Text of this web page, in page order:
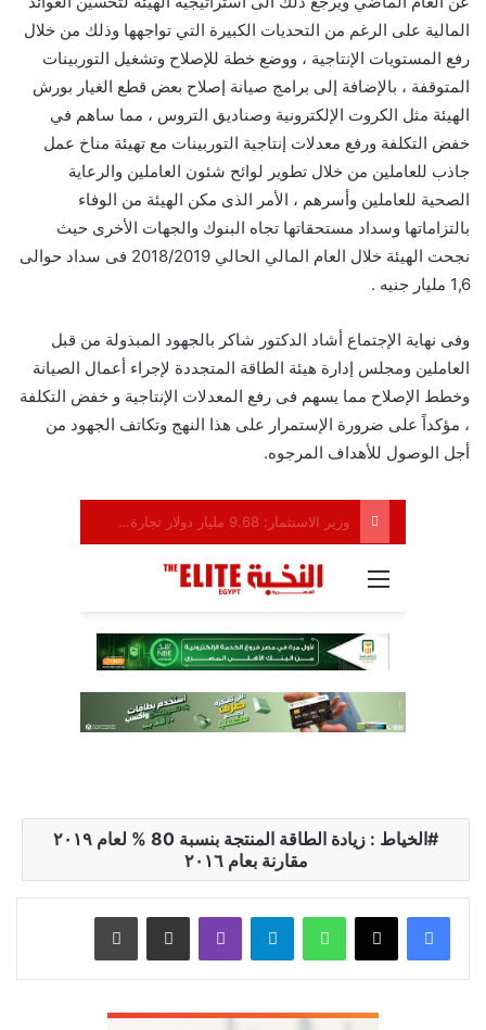
المالية على الرغم من التحديات الكبيرة التي تواجهها وذلك من خلال
رفع المستويات الإنتاجية ، ووضع خطة للإصلاح وتشغيل التوربينات
المتوقفة ، بالإضافة إلى برامج صيانة إصلاح بعض قطع الغيار بورش
الهيئة مثل الكروت الإلكترونية وصناديق التروس ، مما ساهم في
خفض التكلفة ورفع معدلات إنتاجية التوربينات مع تهيئة مناخ عمل
جاذب للعاملين من خلال تطوير لوائح شئون العاملين والرعاية
الصحية للعاملين وأسرهم ، الأمر الذى مكن الهيئة من الوفاء
بالتزاماتها وسداد مستحقاتها تجاه البنوك والجهات الأخرى حيث
نجحت الهيئة خلال العام المالي الحالي 2018/2019 فى سداد حوالى
1,6 مليار جنيه .
وفى نهاية الإجتماع أشاد الدكتور شاكر بالجهود المبذولة من قبل
العاملين ومجلس إدارة هيئة الطاقة المتجددة لإجراء أعمال الصيانة
وخطط الإصلاح مما يسهم فى رفع المعدلات الإنتاجية و خفض التكلفة
، مؤكداً على ضرورة الإستمرار على هذا النهج وتكاتف الجهود من
أجل الوصول للأهداف المرجوه.
الخياط : زيادة الطاقة المنتجة بنسبة 80 % لعام ٢٠١٩
مقارنة بعام ٢٠١٦
واتساب تيلقرام ڤايبر مشاركة عبر البريد طباعة